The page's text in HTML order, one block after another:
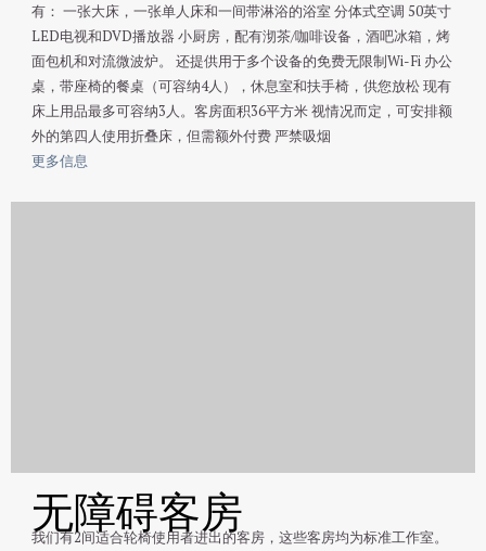
有： 一张大床，一张单人床和一间带淋浴的浴室 分体式空调 50英寸
LED电视和DVD播放器 小厨房，配有沏茶/咖啡设备，酒吧冰箱，烤
面包机和对流微波炉。 还提供用于多个设备的免费无限制Wi-Fi 办公
桌，带座椅的餐桌（可容纳4人），休息室和扶手椅，供您放松 现有
床上用品最多可容纳3人。客房面积36平方米 视情况而定，可安排额
外的第四人使用折叠床，但需额外付费 严禁吸烟
更多信息
无障碍客房
我们有2间适合轮椅使用者进出的客房，这些客房均为标准工作室。